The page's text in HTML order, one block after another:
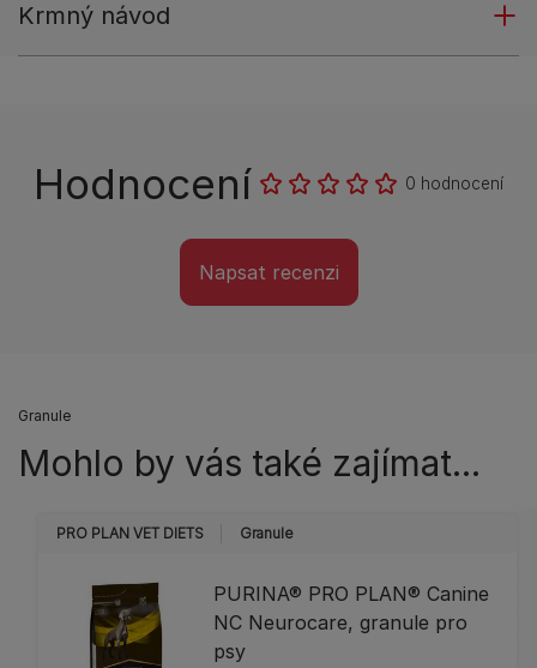
Krmný návod
Hodnocení 0 hodnocení
Napsat recenzi
Granule
Mohlo by vás také zajímat...
PRO PLAN VET DIETS Granule
​PURINA® PRO PLAN® Canine
NC Neurocare, granule pro
psy